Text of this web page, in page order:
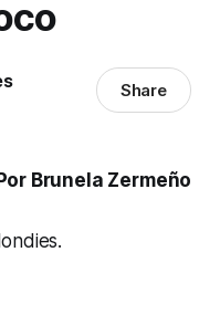
Share
Brunela Zermeño